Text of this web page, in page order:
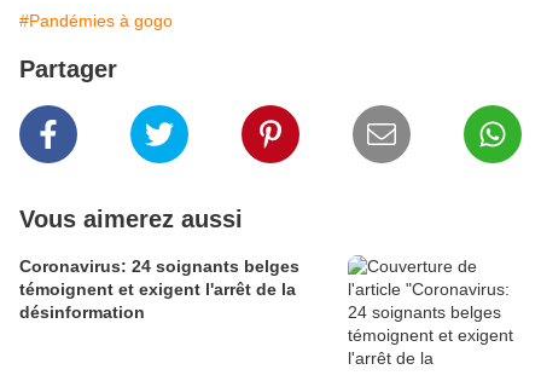
#Pandémies à gogo
Partager
Vous aimerez aussi
Coronavirus: 24 soignants belges
témoignent et exigent l'arrêt de la
désinformation